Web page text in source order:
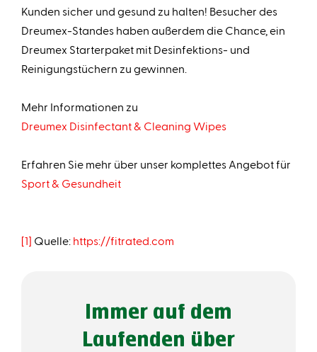
Kunden sicher und gesund zu halten! Besucher des
Dreumex-Standes haben außerdem die Chance, ein
Dreumex Starterpaket mit Desinfektions- und
Reinigungstüchern zu gewinnen.
Mehr Informationen zu
Dreumex Disinfectant & Cleaning Wipes
Erfahren Sie mehr über unser komplettes Angebot für
Sport & Gesundheit
[1] Quelle: https://fitrated.com
Immer auf dem
Laufenden über